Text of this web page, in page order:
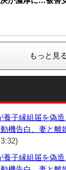
もっと見
養子縁組届を偽
機告白、妻と離
養子縁組届を偽